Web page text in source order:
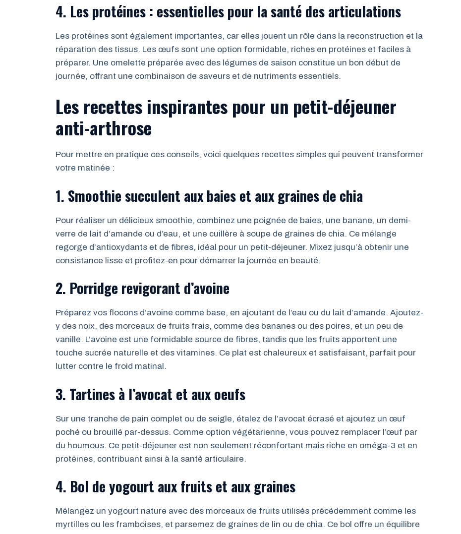
4. Les protéines : essentielles pour la santé des articulations
Les protéines sont également importantes, car elles jouent un rôle dans la reconstruction et la
réparation des tissus. Les œufs sont une option formidable, riches en protéines et faciles à
préparer. Une omelette préparée avec des légumes de saison constitue un bon début de
journée, offrant une combinaison de saveurs et de nutriments essentiels.
Les recettes inspirantes pour un petit-déjeuner
anti-arthrose
Pour mettre en pratique ces conseils, voici quelques recettes simples qui peuvent transformer
votre matinée :
1. Smoothie succulent aux baies et aux graines de chia
Pour réaliser un délicieux smoothie, combinez une poignée de baies, une banane, un demi-
verre de lait d’amande ou d’eau, et une cuillère à soupe de graines de chia. Ce mélange
regorge d’antioxydants et de fibres, idéal pour un petit-déjeuner. Mixez jusqu’à obtenir une
consistance lisse et profitez-en pour démarrer la journée en beauté.
2. Porridge revigorant d’avoine
Préparez vos flocons d’avoine comme base, en ajoutant de l’eau ou du lait d’amande. Ajoutez-
y des noix, des morceaux de fruits frais, comme des bananes ou des poires, et un peu de
vanille. L’avoine est une formidable source de fibres, tandis que les fruits apportent une
touche sucrée naturelle et des vitamines. Ce plat est chaleureux et satisfaisant, parfait pour
lutter contre le froid matinal.
3. Tartines à l’avocat et aux oeufs
Sur une tranche de pain complet ou de seigle, étalez de l’avocat écrasé et ajoutez un œuf
poché ou brouillé par-dessus. Comme option végétarienne, vous pouvez remplacer l’œuf par
du houmous. Ce petit-déjeuner est non seulement réconfortant mais riche en oméga-3 et en
protéines, contribuant ainsi à la santé articulaire.
4. Bol de yogourt aux fruits et aux graines
Mélangez un yogourt nature avec des morceaux de fruits utilisés précédemment comme les
myrtilles ou les framboises, et parsemez de graines de lin ou de chia. Ce bol offre un équilibre